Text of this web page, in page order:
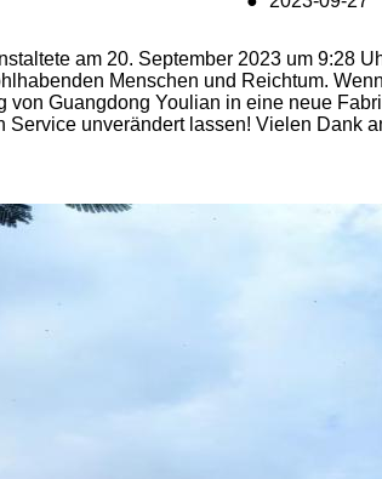
am 20. September 2023 um 9:28
Menschen und Reichtum.
von Guangdong Youlian in eine neue
Service unverändert lassen! Vielen Dank